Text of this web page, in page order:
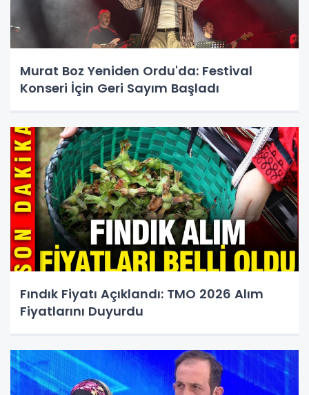
Murat Boz Yeniden Ordu'da: Festival
Konseri İçin Geri Sayım Başladı
Fındık Fiyatı Açıklandı: TMO 2026 Alım
Fiyatlarını Duyurdu